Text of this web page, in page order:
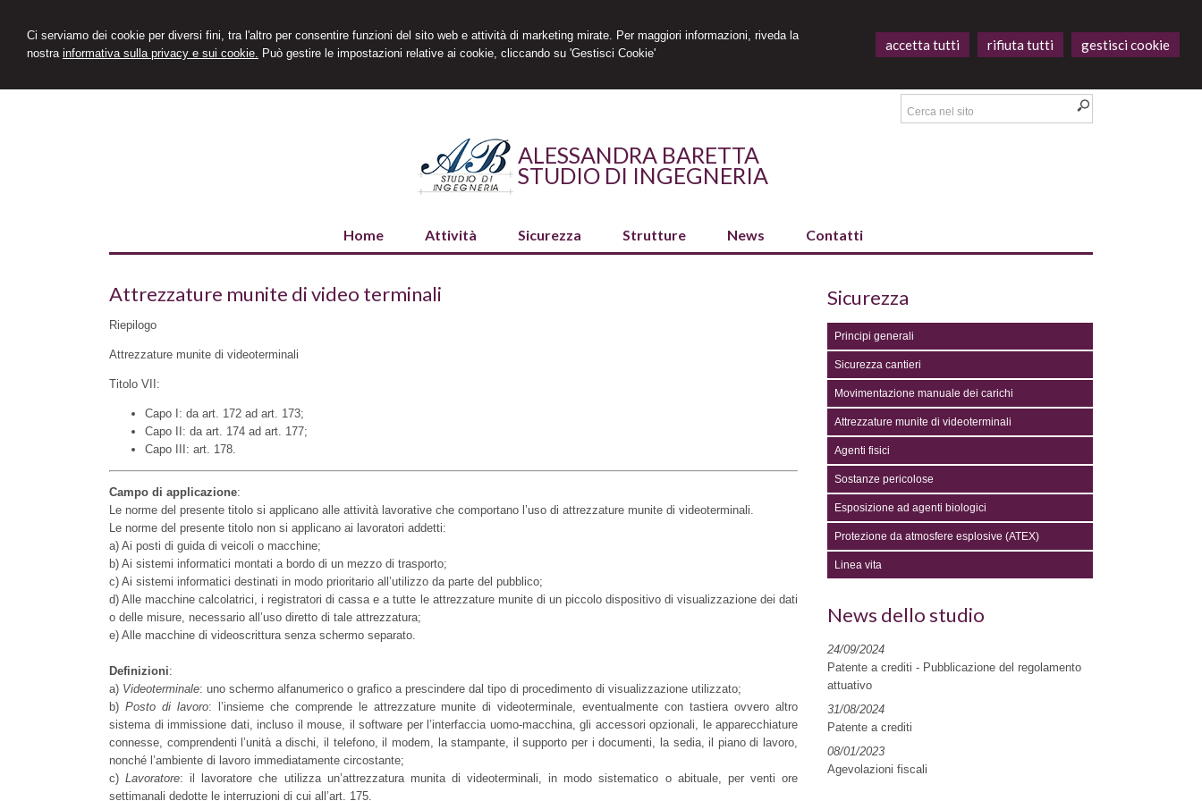
Ci serviamo dei cookie per diversi fini, tra l'altro per consentire funzioni del sito web e attività di marketing mirate. Per maggiori informazioni, riveda la
nostra informativa sulla privacy e sui cookie. Può gestire le impostazioni relative ai cookie, cliccando su 'Gestisci Cookie'
accetta tutti rifiuta tutti gestisci cookie
ALESSANDRA BARETTA
STUDIO DI INGEGNERIA
Home Attività Sicurezza Strutture News Contatti
Attrezzature munite di video terminali
Riepilogo
Attrezzature munite di videoterminali
Titolo VII:
Capo I: da art. 172 ad art. 173;
Capo II: da art. 174 ad art. 177;
Capo III: art. 178.
Campo di applicazione:
Le norme del presente titolo si applicano alle attività lavorative che comportano l’uso di attrezzature munite di videoterminali.
Le norme del presente titolo non si applicano ai lavoratori addetti:
a) Ai posti di guida di veicoli o macchine;
b) Ai sistemi informatici montati a bordo di un mezzo di trasporto;
c) Ai sistemi informatici destinati in modo prioritario all’utilizzo da parte del pubblico;
d) Alle macchine calcolatrici, i registratori di cassa e a tutte le attrezzature munite di un piccolo dispositivo di visualizzazione dei dati
o delle misure, necessario all’uso diretto di tale attrezzatura;
e) Alle macchine di videoscrittura senza schermo separato.
Definizioni:
a) Videoterminale: uno schermo alfanumerico o grafico a prescindere dal tipo di procedimento di visualizzazione utilizzato;
b) Posto di lavoro: l’insieme che comprende le attrezzature munite di videoterminale, eventualmente con tastiera ovvero altro
sistema di immissione dati, incluso il mouse, il software per l’interfaccia uomo-macchina, gli accessori opzionali, le apparecchiature
connesse, comprendenti l’unità a dischi, il telefono, il modem, la stampante, il supporto per i documenti, la sedia, il piano di lavoro,
nonché l’ambiente di lavoro immediatamente circostante;
c)Lavoratore: il lavoratore che utilizza un’attrezzatura munita di videoterminali, in modo sistematico o abituale, per venti ore
settimanali dedotte le interruzioni di cui all’art. 175.
Sicurezza
Principi generali
Sicurezza cantieri
Movimentazione manuale dei carichi
Attrezzature munite di videoterminali
Agenti fisici
Sostanze pericolose
Esposizione ad agenti biologici
Protezione da atmosfere esplosive (ATEX)
Linea vita
News dello studio
24/09/2024
Patente a crediti - Pubblicazione del regolamento
attuativo
31/08/2024
Patente a crediti
08/01/2023
Agevolazioni fiscali